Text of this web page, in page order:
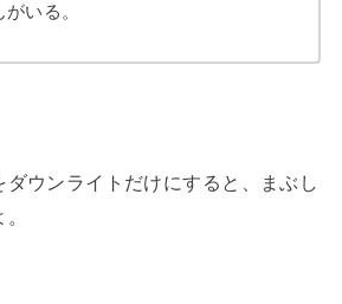
いる。
ダウンライトだけにすると、まぶし